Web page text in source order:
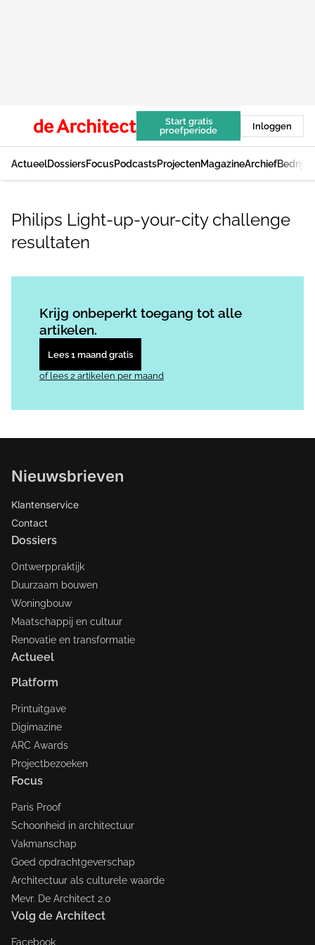
Start gratis
proefperiode
Inloggen
ActueelDossiersFocusPodcastsProjectenMagazineArchief
Philips Light-up-your-city challenge
resultaten
Krijg onbeperkt toegang tot alle
artikelen.
Lees 1 maand gratis
of lees 2 artikelen per maand
Nieuwsbrieven
Klantenservice
Contact
Dossiers
Ontwerppraktijk
Duurzaam bouwen
Woningbouw
Maatschappij en cultuur
Renovatie en transformatie
Actueel
Platform
Printuitgave
Digimazine
ARC Awards
Projectbezoeken
Focus
Paris Proof
Schoonheid in architectuur
Vakmanschap
Goed opdrachtgeverschap
Architectuur als culturele waarde
Mevr. De Architect 2.0
Volg de Architect
Facebook